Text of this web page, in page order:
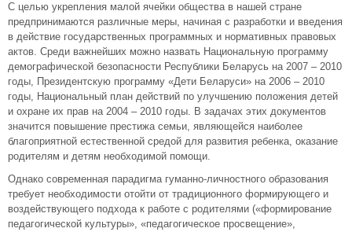
С целью укрепления малой ячейки общества в нашей стране
предпринимаются различные меры, начиная с разработки и введения
в действие государственных программных и нормативных правовых
актов. Среди важнейших можно назвать Национальную программу
демографической безопасности Республики Беларусь на 2007 – 2010
годы, Президентскую программу «Дети Беларуси» на 2006 – 2010
годы, Национальный план действий по улучшению положения детей
и охране их прав на 2004 – 2010 годы. В задачах этих документов
значится повышение престижа семьи, являющейся наиболее
благоприятной естественной средой для развития ребенка, оказание
родителям и детям необходимой помощи.
Однако современная парадигма гуманно-личностного образования
требует необходимости отойти от традиционного формирующего и
воздействующего подхода к работе c родителями («формирование
педагогической культуры», «педагогическое просвещение»,